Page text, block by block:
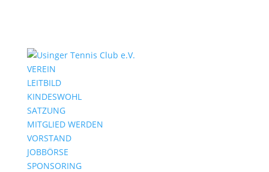
VEREIN
LEITBILD
KINDESWOHL
SATZUNG
MITGLIED WERDEN
VORSTAND
JOBBÖRSE
SPONSORING